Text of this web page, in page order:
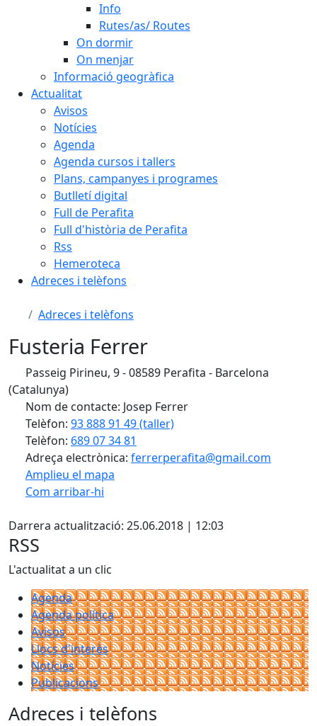
Info
Rutes/as/ Routes
On dormir
On menjar
Informació geogràfica
Actualitat
Avisos
Notícies
Agenda
Agenda cursos i tallers
Plans, campanyes i programes
Butlletí digital
Full de Perafita
Full d'història de Perafita
Rss
Hemeroteca
Adreces i telèfons
Adreces i telèfons
Fusteria Ferrer
Passeig Pirineu, 9 - 08589 Perafita - Barcelona
(Catalunya)
Nom de contacte: Josep Ferrer
Telèfon: 93 888 91 49 (taller)
Telèfon: 689 07 34 81
Adreça electrònica: ferrerperafita@gmail.com
Amplieu el mapa
Com arribar-hi
+
−
Darrera actualització: 25.06.2018 | 12:03
RSS
L'actualitat a un clic
Agenda
Agenda política
Avisos
Llocs d'interès
Notícies
Publicacions
Adreces i telèfons